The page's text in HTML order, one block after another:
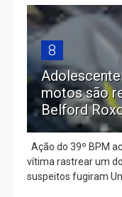
8
motos são
Belford
Ação do 39º BPM
vítima rastrear um
suspeitos fugiram